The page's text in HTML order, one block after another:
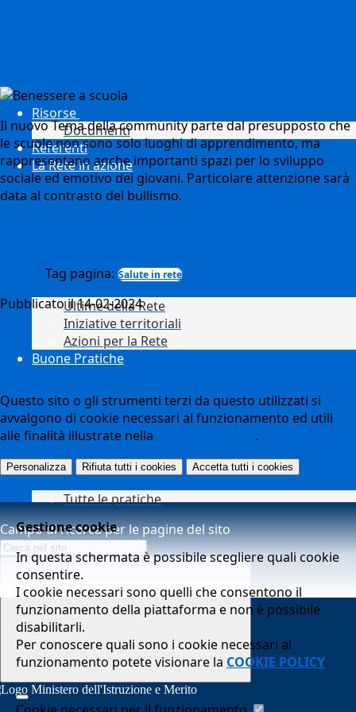
Risorse
Documenti
Referenti
La Rete in azione
Ultime della Rete
Iniziative territoriali
Azioni per la Rete
Buone Pratiche
Tutte le pratiche
Campo di ricerca per le pagine del sito
Il nuovo Tema della community parte dal presupposto che
le scuole non sono solo luoghi di apprendimento, ma
rappresentano anche importanti spazi per lo sviluppo
sociale ed emotivo dei giovani. Particolare attenzione sarà
data al contrasto del bullismo.
Tag pagina: Salute in rete
Pubblicato il 14-02-2024
Questo sito o gli strumenti terzi da questo utilizzati si
avvalgono di cookie necessari al funzionamento ed utili
alle finalità illustrate nella
.
Personalizza Rifiuta tutti i cookies Accetta tutti i cookies
Gestione cookie
In questa schermata è possibile scegliere quali cookie
consentire.
I cookie necessari sono quelli che consentono il
funzionamento della piattaforma e non è possibile
disabilitarli.
Per conoscere quali sono i cookie necessari al
funzionamento potete visionare la COOKIE POLICY.